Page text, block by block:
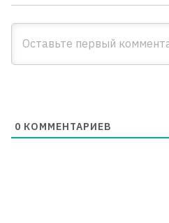
0 КОММЕНТАРИЕВ